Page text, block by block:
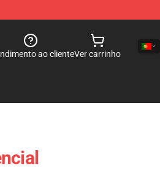
ao clienteVer carrinho